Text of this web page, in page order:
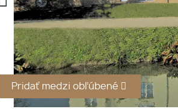
Pridať medzi obľúbené